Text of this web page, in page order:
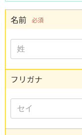
名前 必須
フリガナ